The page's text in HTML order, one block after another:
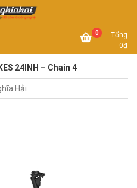
Hải 0
Tổng
0₫
24INH – Chain 4
Hải